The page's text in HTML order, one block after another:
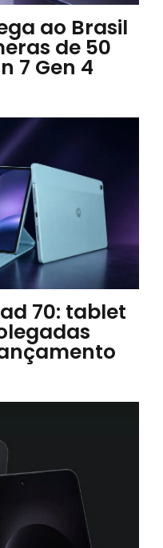
ao Brasil
de 50
7 Gen 4
70: tablet